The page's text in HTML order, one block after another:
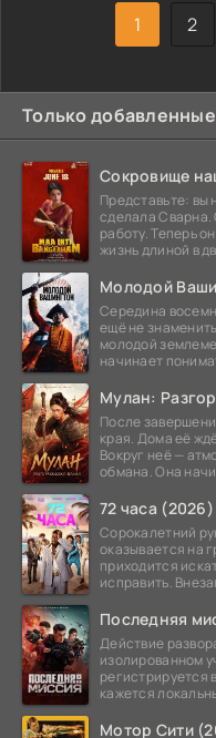
1 2
Только добавленные
Сокровище
Представьте: вы
сделала Сварна.
работу. Теперь
жизнь длиной в
Молодой
Середина
ещё не
молодой
начинает
Мулан:
После
края. Дома её
Вокруг неё —
обмана. Она
72 часа (2026)
Сорокалетний
оказывается на
приходится
исправить.
Последняя
Действие
изолированном
регистрируется
кажется
Мотор Сити